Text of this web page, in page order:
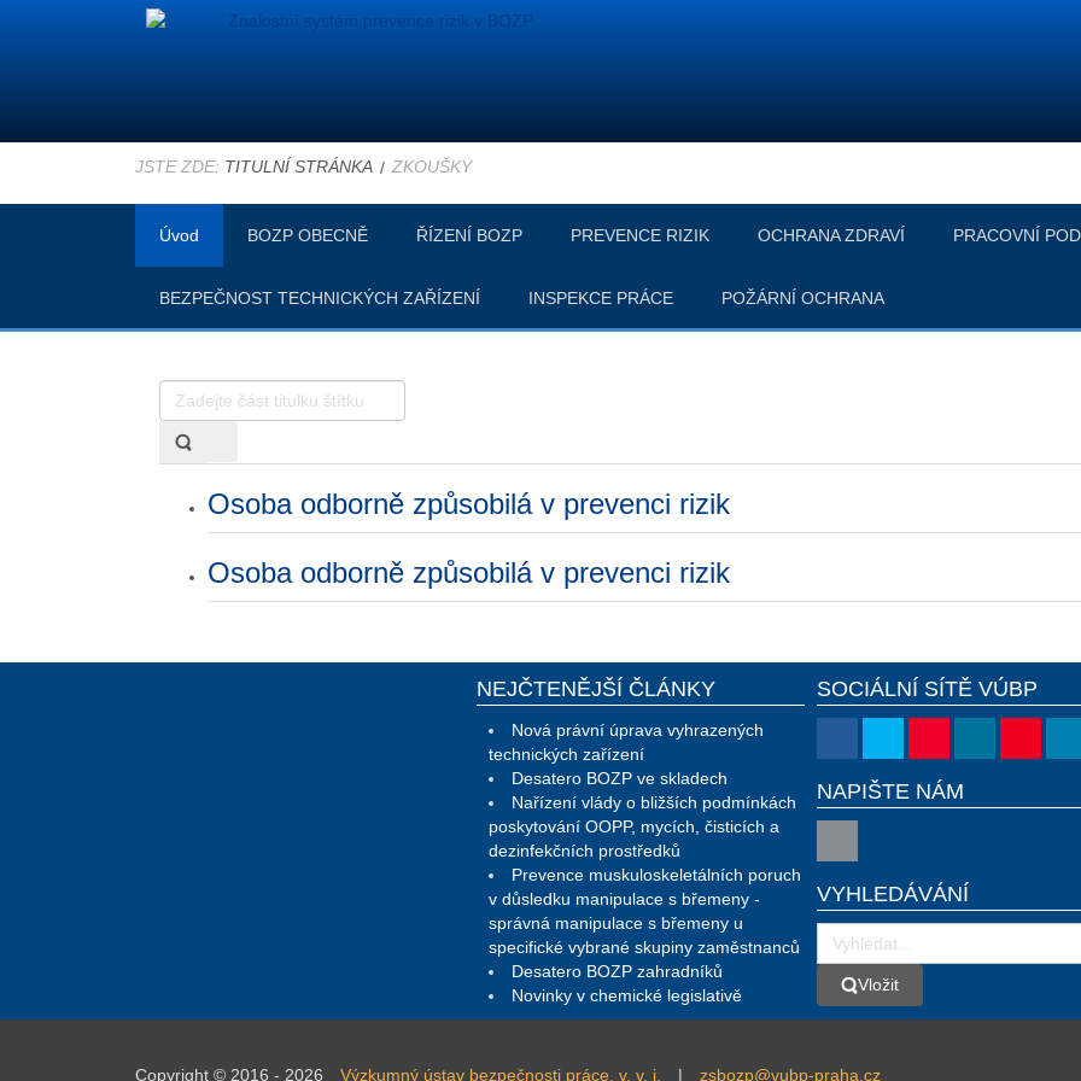
JSTE ZDE: TITULNÍ STRÁNKA ZKOUŠKY
Úvod BOZP OBECNĚ ŘÍZENÍ BOZP PREVENCE RIZIK OCHRANA ZDRAVÍ PRACOVNÍ
BEZPEČNOST TECHNICKÝCH ZAŘÍZENÍ INSPEKCE PRÁCE POŽÁRNÍ OCHRANA
Zadejte
část
titulku
štítku
Osoba odborně způsobilá v prevenci rizik
Osoba odborně způsobilá v prevenci rizik
NEJČTENĚJŠÍ ČLÁNKY
Nová právní úprava vyhrazených
technických zařízení
Desatero BOZP ve skladech
Nařízení vlády o bližších podmínkách
poskytování OOPP, mycích, čisticích a
dezinfekčních prostředků
Prevence muskuloskeletálních poruch
v důsledku manipulace s břemeny -
správná manipulace s břemeny u
specifické vybrané skupiny zaměstnanců
Desatero BOZP zahradníků
Novinky v chemické legislativě
SOCIÁLNÍ SÍTĚ VÚBP
NAPIŠTE NÁM
VYHLEDÁVÁNÍ
VložitVložit
Copyright © 2016 - 2026 Výzkumný ústav bezpečnosti práce, v. v. i. | zsbozp@vubp-praha.cz